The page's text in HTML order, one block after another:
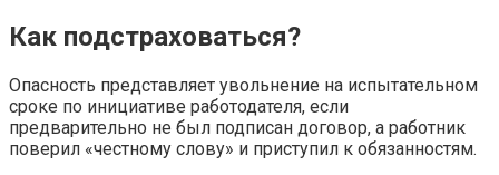
Как подстраховаться?
Опасность представляет увольнение на испытательном
сроке по инициативе работодателя, если
предварительно не был подписан договор, а работник
поверил «честному слову» и приступил к обязанностям.